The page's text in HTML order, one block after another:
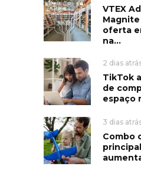
VTEX
oferta
na...
2 dias
TikTok
de
espaço
3 dias
Combo